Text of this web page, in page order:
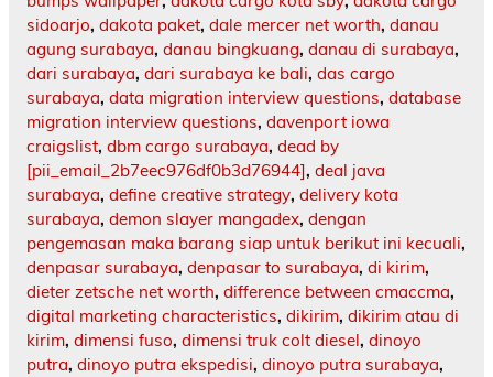
sidoarjo, dakota paket, dale mercer net worth, danau
agung surabaya, danau bingkuang, danau di surabaya,
dari surabaya, dari surabaya ke bali, das cargo
surabaya, data migration interview questions, database
migration interview questions, davenport iowa
craigslist, dbm cargo surabaya, dead by
[pii_email_2b7eec976df0b3d76944], deal java
surabaya, define creative strategy, delivery kota
surabaya, demon slayer mangadex, dengan
pengemasan maka barang siap untuk berikut ini kecuali,
denpasar surabaya, denpasar to surabaya, di kirim,
dieter zetsche net worth, difference between cmaccma,
digital marketing characteristics, dikirim, dikirim atau di
kirim, dimensi fuso, dimensi truk colt diesel, dinoyo
putra, dinoyo putra ekspedisi, dinoyo putra surabaya,